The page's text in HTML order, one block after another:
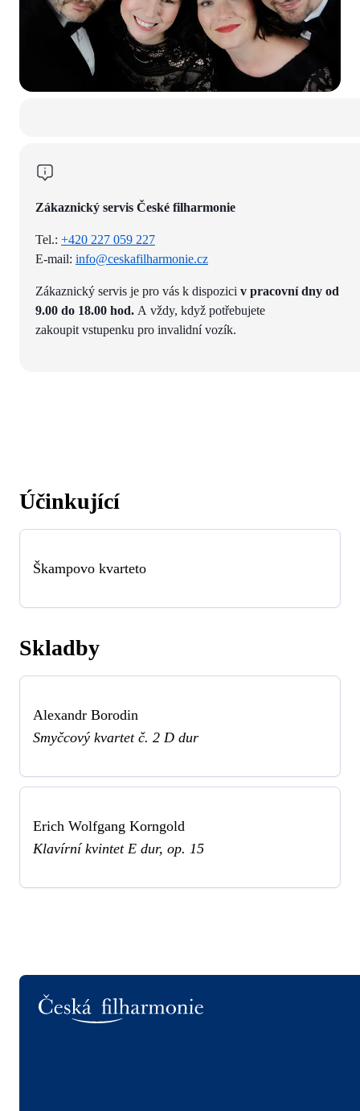
Zákaznický servis České filharmonie
Tel.: +420 227 059 227
E-mail: info@ceskafilharmonie.cz
Zákaznický servis je pro vás k dispozici v pracovní dny od
9.00 do 18.00 hod. A vždy, když potřebujete
zakoupit vstupenku pro invalidní vozík.
Účinkující
Škampovo kvarteto
Skladby
Alexandr Borodin
Smyčcový kvartet č. 2 D dur
Erich Wolfgang Korngold
Klavírní kvintet E dur, op. 15